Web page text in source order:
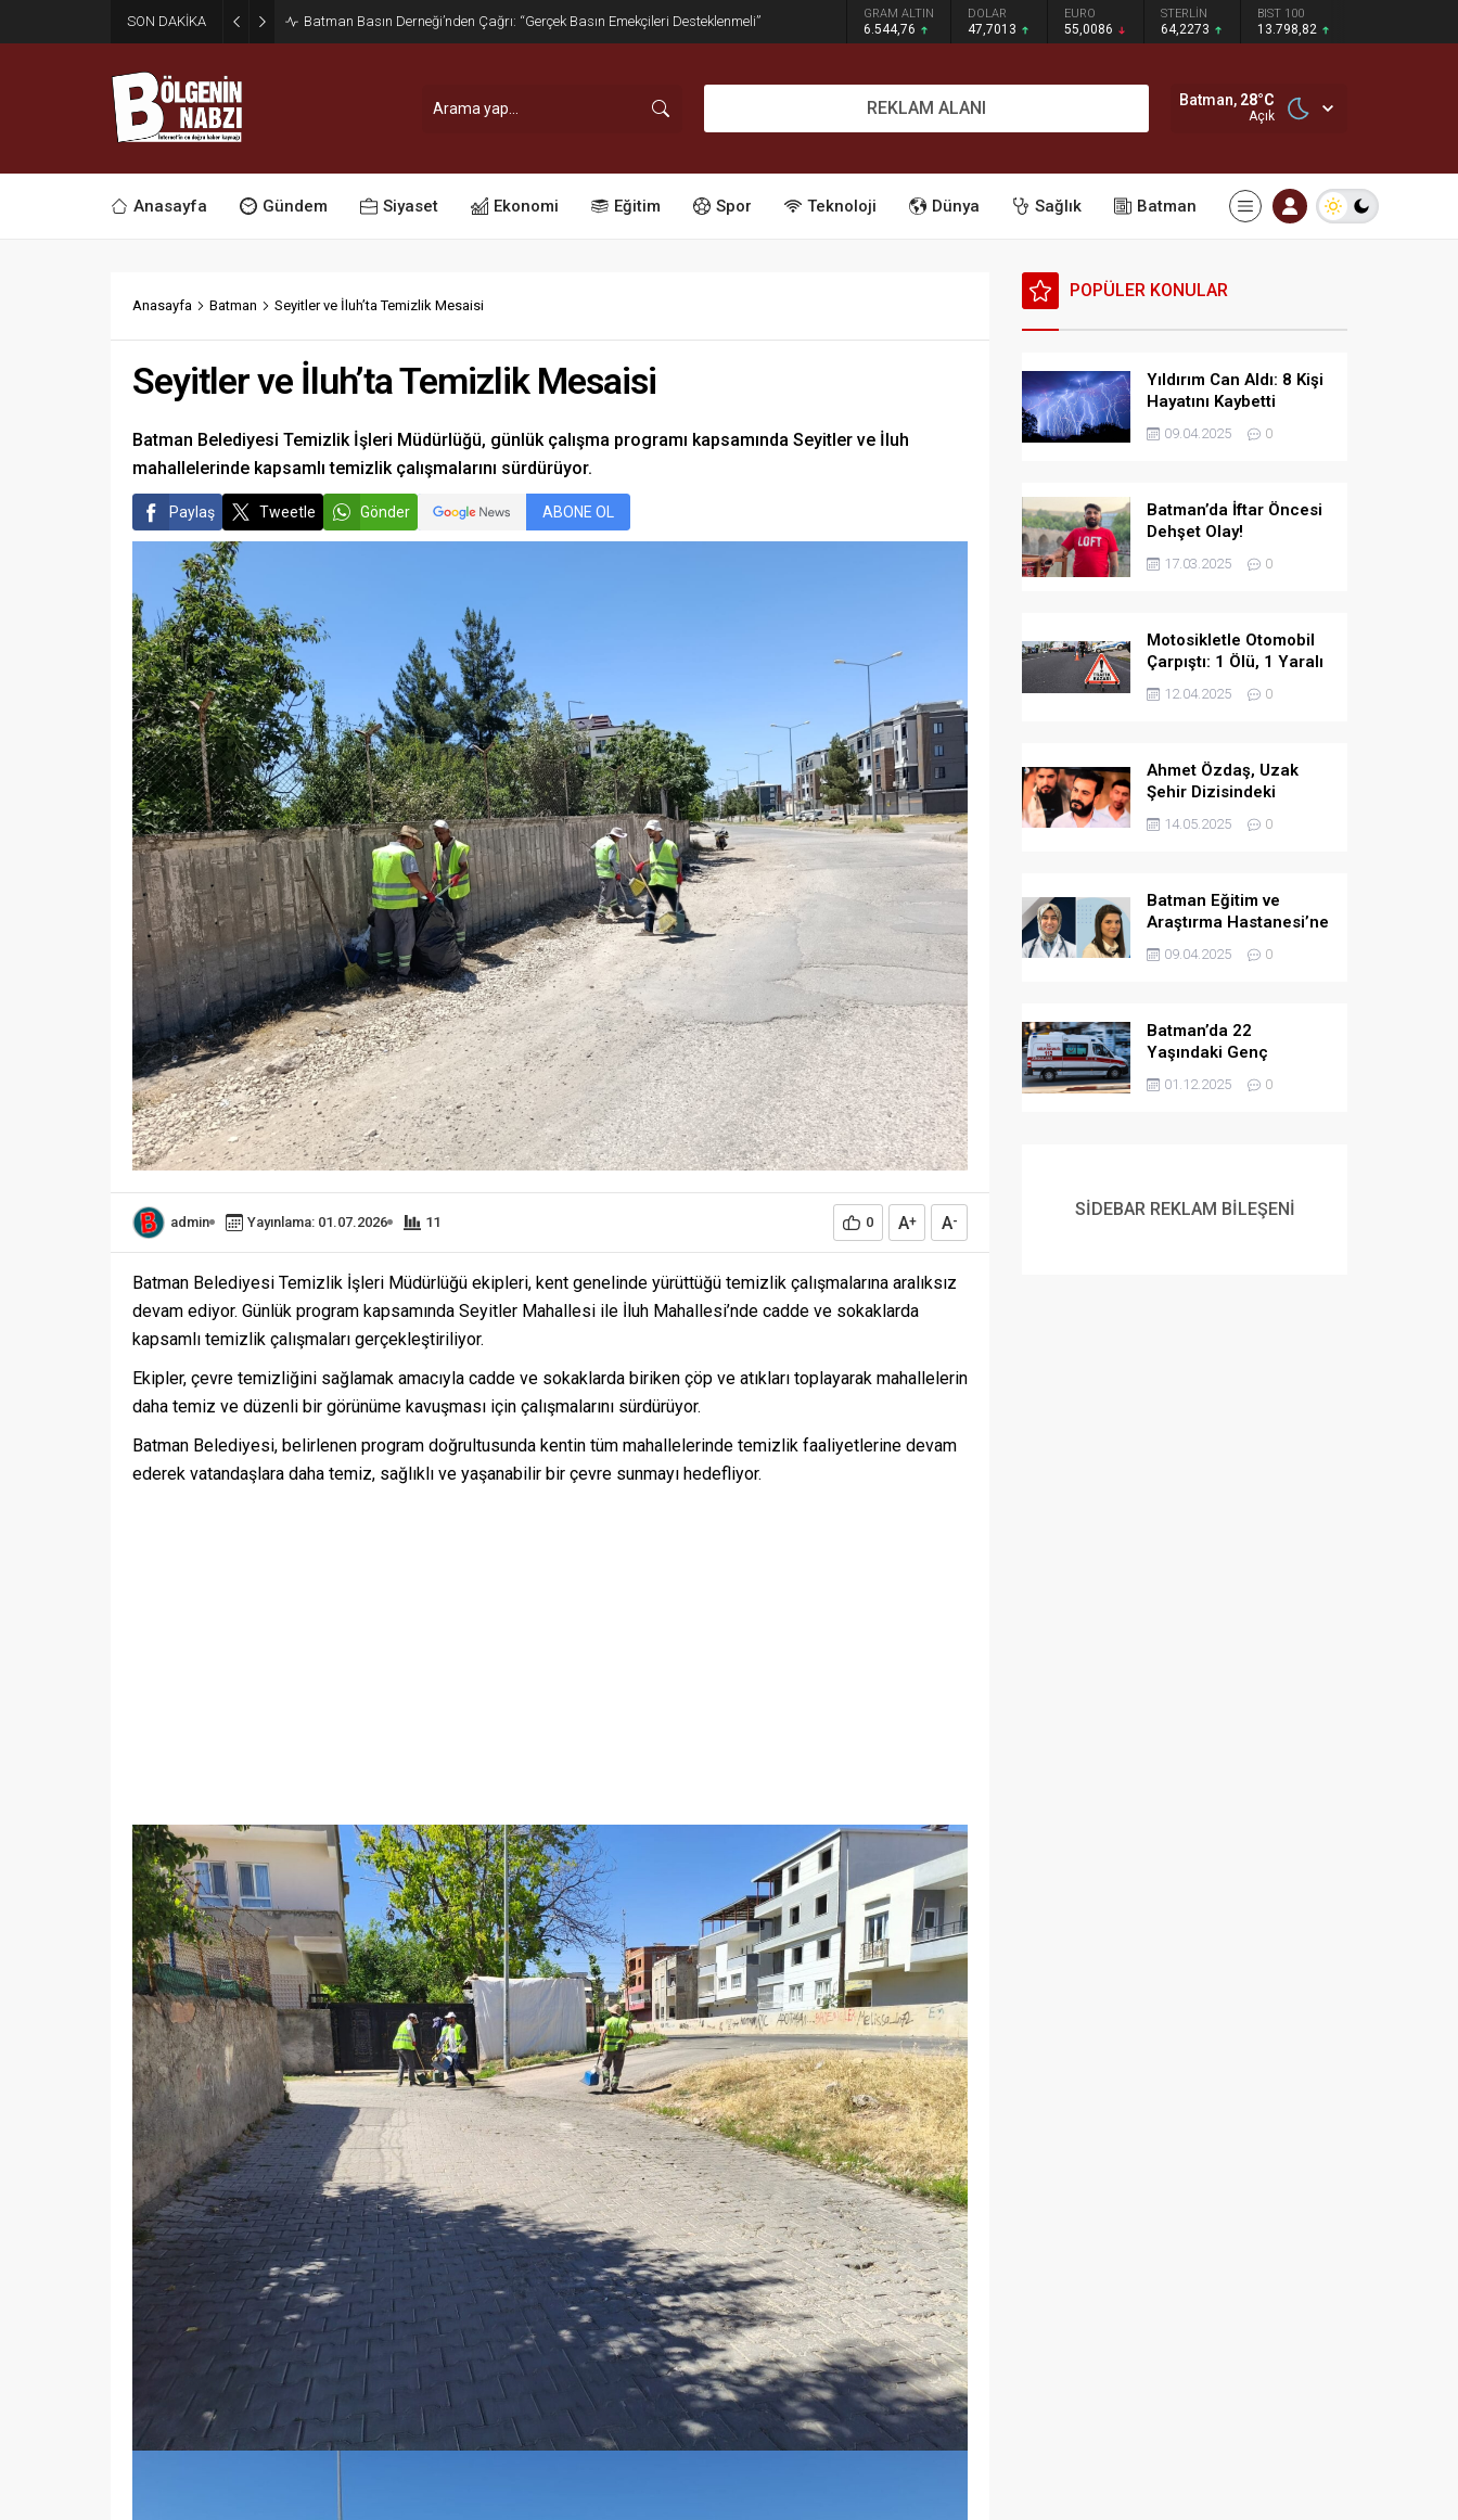
SON DAKİKA Zabıta Ekiplerinden Yol ve Kaldırım İşgaline Geçit Yok! GRAM ALTIN
6.544,76
DOLAR
47,7013
EURO
55,0086
STERLİN
64,2273
BIST 100
13.798,82
REKLAM ALANI Batman, 28°C
Açık
Anasayfa Gündem Siyaset Ekonomi Eğitim Spor Teknoloji Dünya Sağlık Batman
Anasayfa Batman Seyitler ve İluh’ta Temizlik Mesaisi
Seyitler ve İluh’ta Temizlik Mesaisi
Batman Belediyesi Temizlik İşleri Müdürlüğü, günlük çalışma programı kapsamında Seyitler ve İluh
mahallelerinde kapsamlı temizlik çalışmalarını sürdürüyor.
Paylaş Tweetle Gönder ABONE OL
admin Yayınlama: 01.07.2026 11 0 A+ A-
Batman Belediyesi Temizlik İşleri Müdürlüğü ekipleri, kent genelinde yürüttüğü temizlik çalışmalarına aralıksız
devam ediyor. Günlük program kapsamında Seyitler Mahallesi ile İluh Mahallesi’nde cadde ve sokaklarda
kapsamlı temizlik çalışmaları gerçekleştiriliyor.
Ekipler, çevre temizliğini sağlamak amacıyla cadde ve sokaklarda biriken çöp ve atıkları toplayarak mahallelerin
daha temiz ve düzenli bir görünüme kavuşması için çalışmalarını sürdürüyor.
Batman Belediyesi, belirlenen program doğrultusunda kentin tüm mahallelerinde temizlik faaliyetlerine devam
ederek vatandaşlara daha temiz, sağlıklı ve yaşanabilir bir çevre sunmayı hedefliyor.
POPÜLER KONULAR
Yıldırım Can Aldı: 8 Kişi
Hayatını Kaybetti
09.04.2025 0
Batman’da İftar Öncesi
Dehşet Olay!
17.03.2025 0
Motosikletle Otomobil
Çarpıştı: 1 Ölü, 1 Yaralı
12.04.2025 0
Ahmet Özdaş, Uzak
Şehir Dizisindeki
Performansıyla Beğeni
Topladı
14.05.2025 0
Batman Eğitim ve
Araştırma Hastanesi’ne
İki Yeni Uzman Hekim
09.04.2025 0
Batman’da 22
Yaşındaki Genç
Yaşamına Son Verdi
01.12.2025 0
SİDEBAR REKLAM BİLEŞENİ